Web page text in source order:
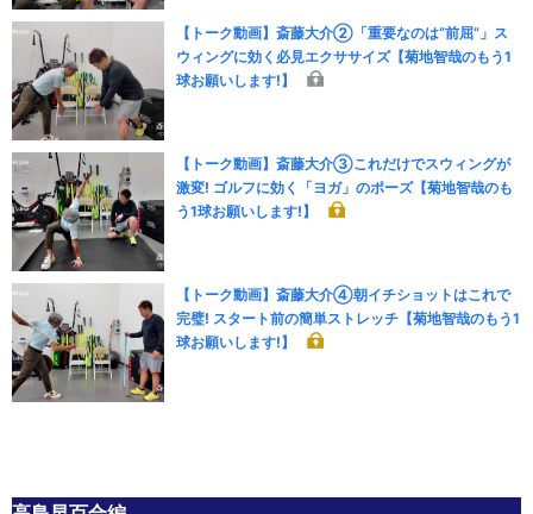
【トーク動画】斎藤大介②「重要なのは“前屈”」ス
ウィングに効く必見エクササイズ【菊地智哉のもう1
球お願いします!】
【トーク動画】斎藤大介③これだけでスウィングが
激変! ゴルフに効く「ヨガ」のポーズ【菊地智哉のも
う1球お願いします!】
【トーク動画】斎藤大介④朝イチショットはこれで
完璧! スタート前の簡単ストレッチ【菊地智哉のもう1
球お願いします!】